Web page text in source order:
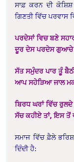
ਸਾਫ਼ ਕਰਨ ਦੀ
ਗਿਣਤੀ ਵਿੱਚ ਪਰਵਾਸ
ਪਰਦੇਸਾਂ ਵਿਚ ਬਣੇ
ਦੂਰ ਦੇਸ ਪਰਦੇਸ ਗੁਆਚੇ
ਸੱਤ ਸਮੁੰਦਰ ਪਾਰ ਤੂੰ
ਆਪ ਸਹੇੜਿਆ ਜਾਲ
ਬਿਰਧ ਘਰਾਂ ਵਿੱਚ
ਸੱਚ ਕਹੀਏ ਤਾਂ, ਇਸ ਤੋਂ
ਸਮਾਜ ਵਿੱਚ ਫ਼ੈਲੇ
ਦਿੰਦੀ ਹੈ: